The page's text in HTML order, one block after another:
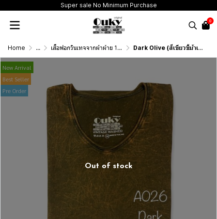
Super sale No Minimum Purchase
0
Home ... เสื้อฟอกวินเทจจากผ้าผ้าย 100 เปอร์เซนต์ รุ่นดั้งเดิม (T-Shirt Originai Vintage Washed Cotton 100%) Dark Olive (สีเขียวขี้ม้าเข้มฟอกเอซิด) ผลิตจากผ้าฝ้าย 100% ให้ความรู้สึกนุ่มฟู เบาสบาย
New Arrival
Best Seller
Pre Order
Out of stock